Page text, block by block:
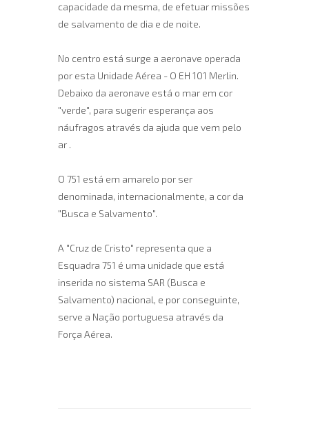
capacidade da mesma, de efetuar missões
de salvamento de dia e de noite.
No centro está surge a aeronave operada
por esta Unidade Aérea - O EH 101 Merlin.
Debaixo da aeronave está o mar em cor
"verde", para sugerir esperança aos
náufragos através da ajuda que vem pelo
ar .
O 751 está em amarelo por ser
denominada, internacionalmente, a cor da
"Busca e Salvamento".
A "Cruz de Cristo" representa que a
Esquadra 751 é uma unidade que está
inserida no sistema SAR (Busca e
Salvamento) nacional, e por conseguinte,
serve a Nação portuguesa através da
Força Aérea.